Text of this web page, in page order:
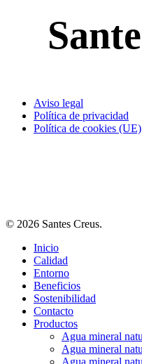
Aviso legal
Política de privacidad
Política de cookies (UE)
© 2026 Santes Creus.
Close
Menu
Inicio
Calidad
Entorno
Beneficios
Sostenibilidad
Contacto
Productos
Agua mineral
Agua mineral
Agua mineral